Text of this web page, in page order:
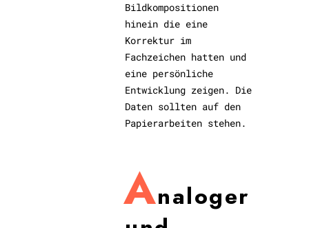
Bildkompositionen
hinein die eine
Korrektur im
Fachzeichen hatten und
eine persönliche
Entwicklung zeigen. Die
Daten sollten auf den
Papierarbeiten stehen.
Analoger